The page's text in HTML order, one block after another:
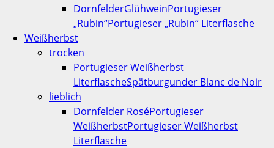
DornfelderGlühweinPortugieser
„Rubin“Portugieser „Rubin“ Literflasche
Weißherbst
trocken
Portugieser Weißherbst
LiterflascheSpätburgunder Blanc de Noir
lieblich
Dornfelder RoséPortugieser
WeißherbstPortugieser Weißherbst
Literflasche